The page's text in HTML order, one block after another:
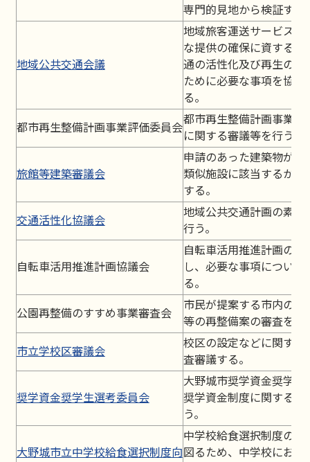
専門的見地から検証する
地域公共交通会議
地域旅客運送サービスの
な提供の確保に資する地
通の活性化及び再生の推
ために必要な事項を協議
る。
都市再生整備計画事業評価委員会
都市再生整備計画事業の
に関する審議等を行う。
旅館等建築審議会
申請のあった建築物が、
類似施設に該当するか否
する。
交通活性化協議会
地域公共交通計画の素案
行う。
自転車活用推進計画協議会
自転車活用推進計画の策
し、必要な事項について
る。
公園再整備のすすめ事業審査会
市民が提案する市内の公
等の再整備案の審査を行
市立学校区審議会
校区の設定などに関する
査審議する。
奨学資金奨学生選考委員会
大野城市奨学資金奨学生
奨学資金制度に関する助
う。
大野城市立中学校給食選択制度向
中学校給食選択制度の魅
図るため、中学校におけ